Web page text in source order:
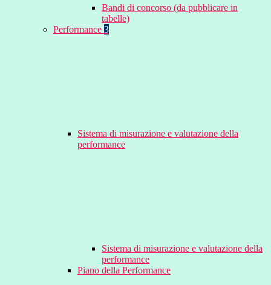
Bandi di concorso (da pubblicare in
tabelle)
Performance 3
Sistema di misurazione e valutazione della
performance
Sistema di misurazione e valutazione della
performance
Piano della Performance